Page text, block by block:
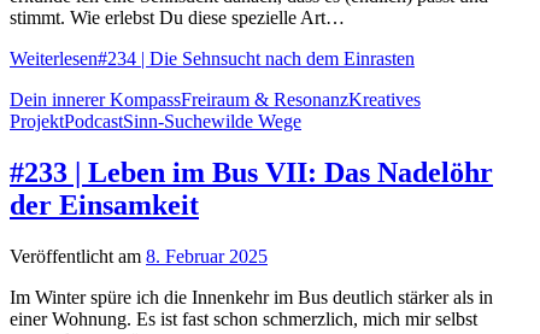
stimmt. Wie erlebst Du diese spezielle Art…
Weiterlesen#234 | Die Sehnsucht nach dem Einrasten
Dein innerer KompassFreiraum & ResonanzKreatives
ProjektPodcastSinn-Suchewilde Wege
#233 | Leben im Bus VII: Das Nadelöhr
der Einsamkeit
Veröffentlicht am 8. Februar 2025
Im Winter spüre ich die Innenkehr im Bus deutlich stärker als in
einer Wohnung. Es ist fast schon schmerzlich, mich mir selbst